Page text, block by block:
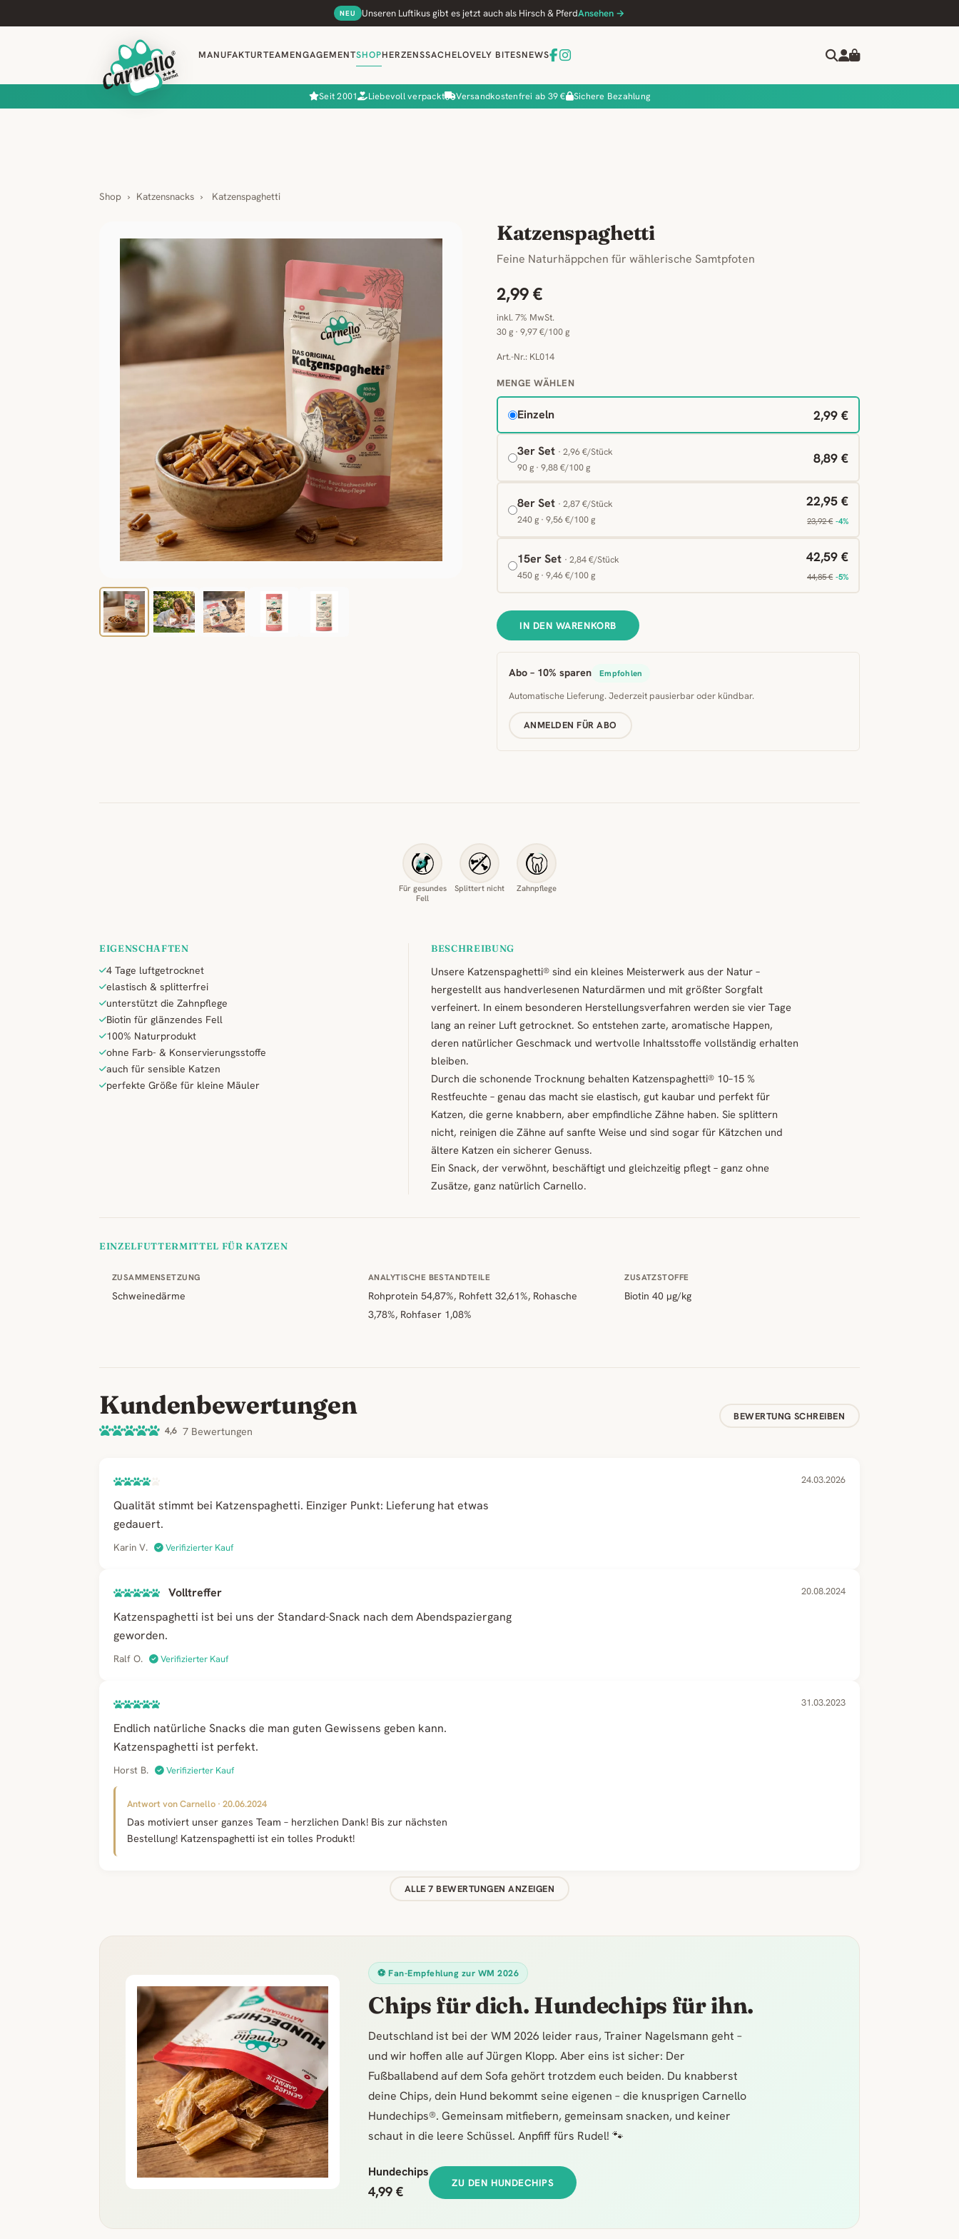
NEU Unseren Luftikus gibt es jetzt auch als Hirsch & PferdAnsehen →
MANUFAKTURTEAMENGAGEMENTSHOPHERZENSSACHELOVELY BITESNEWS
Seit 2001 Liebevoll verpackt Versandkostenfrei ab 39 € Sichere Bezahlung
Shop › Katzensnacks › Katzenspaghetti
Katzenspaghetti
Feine Naturhäppchen für wählerische Samtpfoten
2,99 €
inkl. 7% MwSt.
30 g · 9,97 €/100 g
Art.-Nr.: KL014
MENGE WÄHLEN
Einzeln 2,99 €
3er Set · 2,96 €/Stück
90 g · 9,88 €/100 g
8,89 €
8er Set · 2,87 €/Stück
240 g · 9,56 €/100 g
22,95 €
23,92 € -4%
15er Set · 2,84 €/Stück
450 g · 9,46 €/100 g
42,59 €
44,85 € -5%
IN DEN WARENKORB
Abo – 10% sparen Empfohlen
Automatische Lieferung. Jederzeit pausierbar oder kündbar.
ANMELDEN FÜR ABO
Für gesundes
Fell
Splittert nicht Zahnpflege
EIGENSCHAFTEN
4 Tage luftgetrocknet
elastisch & splitterfrei
unterstützt die Zahnpflege
Biotin für glänzendes Fell
100% Naturprodukt
ohne Farb- & Konservierungsstoffe
auch für sensible Katzen
perfekte Größe für kleine Mäuler
BESCHREIBUNG
Unsere Katzenspaghetti® sind ein kleines Meisterwerk aus der Natur –
hergestellt aus handverlesenen Naturdärmen und mit größter Sorgfalt
verfeinert. In einem besonderen Herstellungsverfahren werden sie vier Tage
lang an reiner Luft getrocknet. So entstehen zarte, aromatische Happen,
deren natürlicher Geschmack und wertvolle Inhaltsstoffe vollständig erhalten
bleiben.
Durch die schonende Trocknung behalten Katzenspaghetti® 10–15 %
Restfeuchte – genau das macht sie elastisch, gut kaubar und perfekt für
Katzen, die gerne knabbern, aber empfindliche Zähne haben. Sie splittern
nicht, reinigen die Zähne auf sanfte Weise und sind sogar für Kätzchen und
ältere Katzen ein sicherer Genuss.
Ein Snack, der verwöhnt, beschäftigt und gleichzeitig pflegt – ganz ohne
Zusätze, ganz natürlich Carnello.
EINZELFUTTERMITTEL FÜR KATZEN
ZUSAMMENSETZUNG
Schweinedärme
ANALYTISCHE BESTANDTEILE
Rohprotein 54,87%, Rohfett 32,61%, Rohasche
3,78%, Rohfaser 1,08%
ZUSATZSTOFFE
Biotin 40 µg/kg
Kundenbewertungen
4,6 7 Bewertungen
BEWERTUNG SCHREIBEN
24.03.2026
Qualität stimmt bei Katzenspaghetti. Einziger Punkt: Lieferung hat etwas
gedauert.
Karin V. Verifizierter Kauf
Volltreffer 20.08.2024
Katzenspaghetti ist bei uns der Standard-Snack nach dem Abendspaziergang
geworden.
Ralf O. Verifizierter Kauf
31.03.2023
Endlich natürliche Snacks die man guten Gewissens geben kann.
Katzenspaghetti ist perfekt.
Horst B. Verifizierter Kauf
Antwort von Carnello · 20.06.2024
Das motiviert unser ganzes Team – herzlichen Dank! Bis zur nächsten
Bestellung! Katzenspaghetti ist ein tolles Produkt!
ALLE 7 BEWERTUNGEN ANZEIGEN
⚽ Fan-Empfehlung zur WM 2026
Chips für dich. Hundechips für ihn.
Deutschland ist bei der WM 2026 leider raus, Trainer Nagelsmann geht –
und wir hoffen alle auf Jürgen Klopp. Aber eins ist sicher: Der
Fußballabend auf dem Sofa gehört trotzdem euch beiden. Du knabberst
deine Chips, dein Hund bekommt seine eigenen – die knusprigen Carnello
Hundechips®. Gemeinsam mitfiebern, gemeinsam snacken, und keiner
schaut in die leere Schüssel. Anpfiff fürs Rudel! 🐾
Hundechips
4,99 €
ZU DEN HUNDECHIPS